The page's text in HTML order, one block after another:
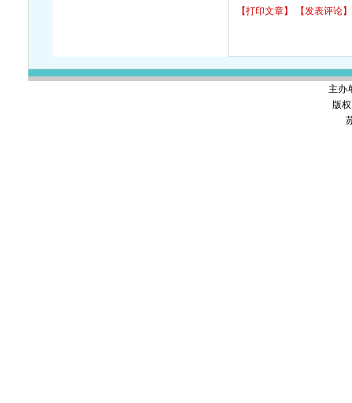
【打印文章】 【发表评论】
主办
版